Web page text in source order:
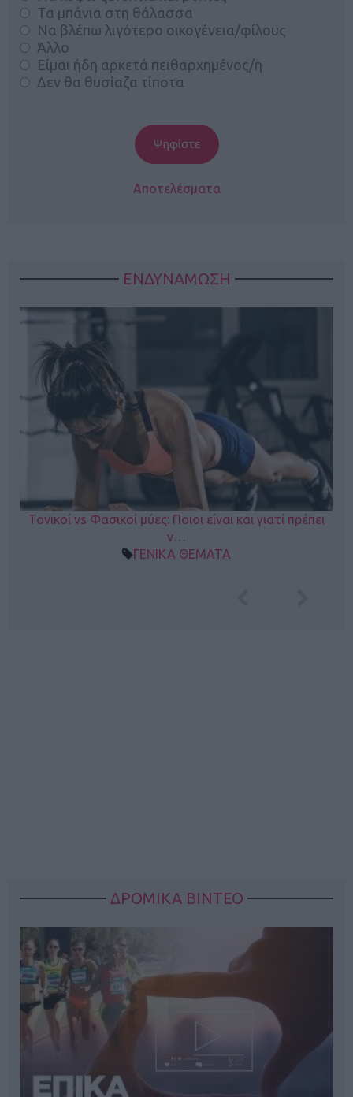
Τα μπάνια στη θάλασσα
Να βλέπω λιγότερο οικογένεια/φίλους
Άλλο
Είμαι ήδη αρκετά πειθαρχημένος/η
Δεν θα θυσίαζα τίποτα
Αποτελέσματα
ΕΝΔΥΝΑΜΩΣΗ
Τονικοί vs Φασικοί μύες: Ποιοι είναι και γιατί πρέπει
ν…
ΓΕΝΙΚΑ ΘΕΜΑΤΑ
ΔΡΟΜΙΚΑ ΒΙΝΤΕΟ